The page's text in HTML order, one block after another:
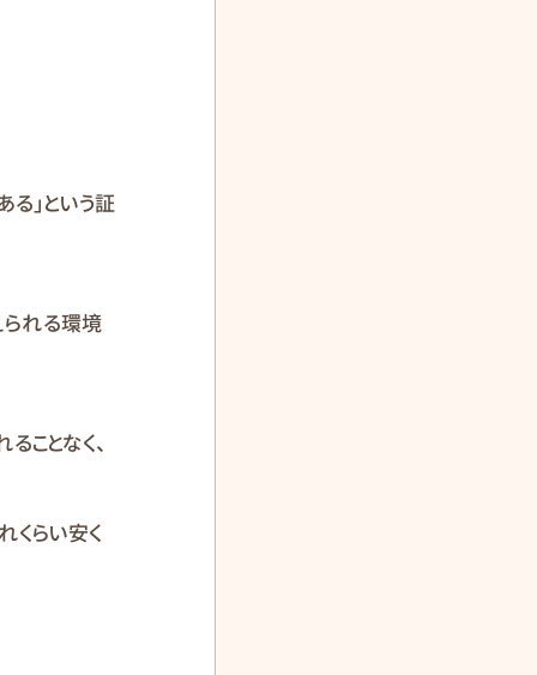
」という証
れる環境
ことなく、
くらい安く